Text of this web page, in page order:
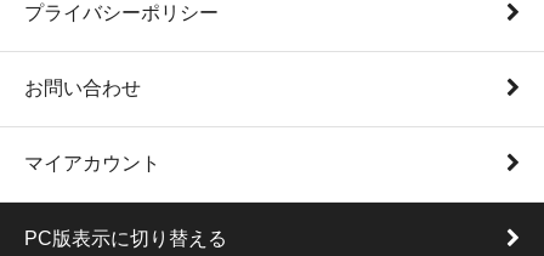
プライバシーポリシー
お問い合わせ
マイアカウント
PC版表示に切り替える